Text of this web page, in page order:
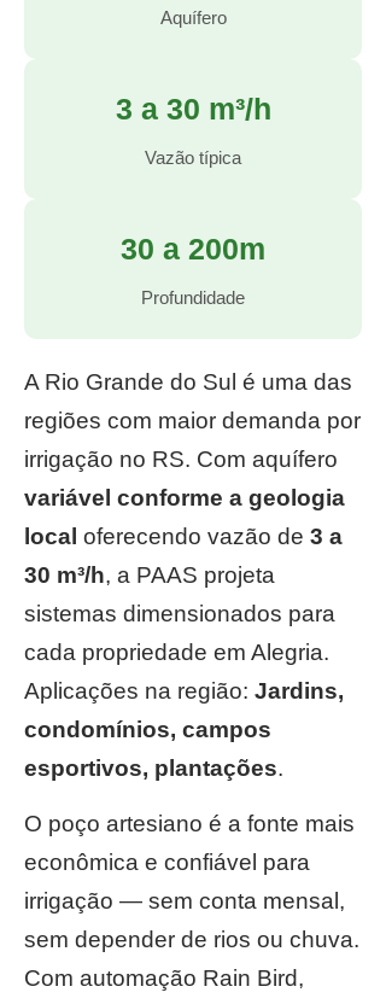
Aquífero
3 a 30 m³/h
Vazão típica
30 a 200m
Profundidade
A Rio Grande do Sul é uma das
regiões com maior demanda por
irrigação no RS. Com aquífero
variável conforme a geologia
local oferecendo vazão de 3 a
30 m³/h, a PAAS projeta
sistemas dimensionados para
cada propriedade em Alegria.
Aplicações na região: Jardins,
condomínios, campos
esportivos, plantações.
O poço artesiano é a fonte mais
econômica e confiável para
irrigação — sem conta mensal,
sem depender de rios ou chuva.
Com automação Rain Bird,